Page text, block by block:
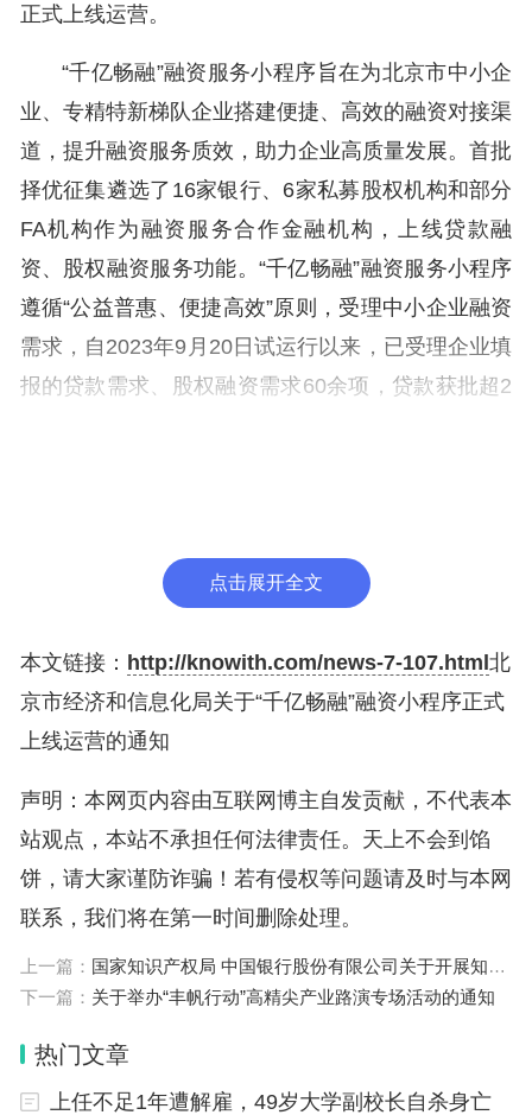
正式上线运营。
“千亿畅融”融资服务小程序旨在为北京市中小企
业、专精特新梯队企业搭建便捷、高效的融资对接渠
道，提升融资服务质效，助力企业高质量发展。首批
择优征集遴选了16家银行、6家私募股权机构和部分
FA机构作为融资服务合作金融机构，上线贷款融
资、股权融资服务功能。“千亿畅融”融资服务小程序
遵循“公益普惠、便捷高效”原则，受理中小企业融资
需求，自2023年9月20日试运行以来，已受理企业填
报的贷款需求、股权融资需求60余项，贷款获批超2
融资需求进行填报申请，我局将组织金融机构为企业
开展快捷高效的精准服务。
北京市经济和信息化局
点击展开全文
本文链接： http://knowith.com/news-7-107.html 北
京市经济和信息化局关于“千亿畅融”融资小程序正式
上线运营的通知
声明：本网页内容由互联网博主自发贡献，不代表本
站观点，本站不承担任何法律责任。天上不会到馅
饼，请大家谨防诈骗！若有侵权等问题请及时与本网
联系，我们将在第一时间删除处理。
上一篇： 国家知识产权局 中国银行股份有限公司关于开展知识产权金融服务助力新能源汽车产业“知惠行”专项活动的通知（​国知发运字〔2023〕45号）
下一篇： 关于举办“丰帆行动”高精尖产业路演专场活动的通知
热门文章
上任不足1年遭解雇，49岁大学副校长自杀身亡